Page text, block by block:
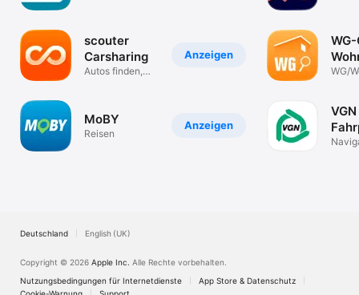
Anzeigen
scouter
Carsharing
Autos finden,
Anzeigen
MoBY
Reisen
WG's
WG/
VGN
Deutschland English (UK)
Copyright © 2026 Apple Inc. Alle Rechte vorbehalten.
Nutzungsbedingungen für Internetdienste
App Store & Datenschutz